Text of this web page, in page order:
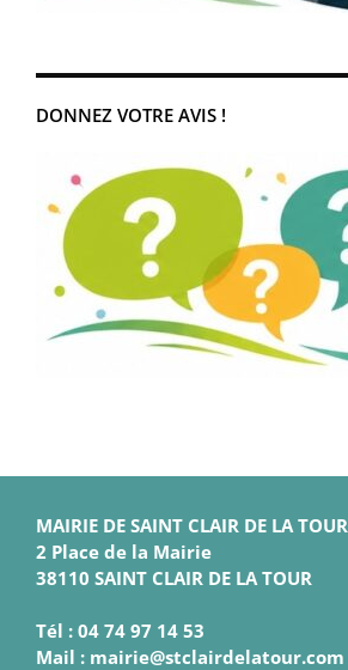
DONNEZ VOTRE AVIS !
MAIRIE DE SAINT CLAIR DE LA TOUR
2 Place de la Mairie
38110 SAINT CLAIR DE LA TOUR
Tél : 04 74 97 14 53
Mail : mairie@stclairdelatour.com